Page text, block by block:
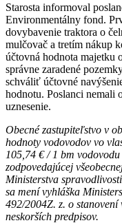
Starosta informoval
Environmentálny fond.
dovybavenie traktora o
mulčovač a tretím nákup
účtovná hodnota majetku
správne zaradené
schváliť účtovné
hodnotu. Poslanci nemali
uznesenie.
Obecné zastupiteľstvo v
hodnoty vodovodov vo
105,74 € / 1 bm
zodpovedajúcej
Ministerstva
sa mení vyhláška
492/2004Z. z. o stanovení
neskorších predpisov.